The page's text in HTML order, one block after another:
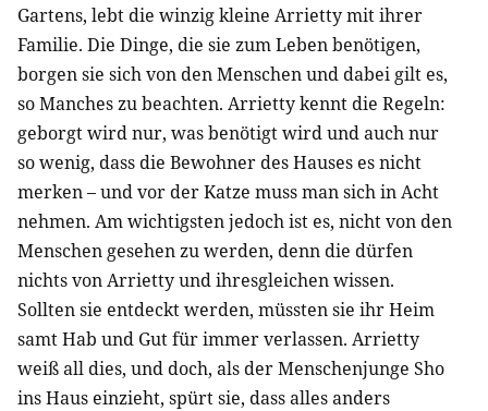
Gartens, lebt die winzig kleine Arrietty mit ihrer
Familie. Die Dinge, die sie zum Leben benötigen,
borgen sie sich von den Menschen und dabei gilt es,
so Manches zu beachten. Arrietty kennt die Regeln:
geborgt wird nur, was benötigt wird und auch nur
so wenig, dass die Bewohner des Hauses es nicht
merken – und vor der Katze muss man sich in Acht
nehmen. Am wichtigsten jedoch ist es, nicht von den
Menschen gesehen zu werden, denn die dürfen
nichts von Arrietty und ihresgleichen wissen.
Sollten sie entdeckt werden, müssten sie ihr Heim
samt Hab und Gut für immer verlassen. Arrietty
weiß all dies, und doch, als der Menschenjunge Sho
ins Haus einzieht, spürt sie, dass alles anders